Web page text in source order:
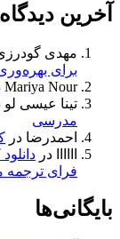
آخرین
مهدی
برای
Mariya Nour
تینا عیسی لو
مدرسی
احمدرضا در
در
فرای ترجمه
بایگانی‌ها